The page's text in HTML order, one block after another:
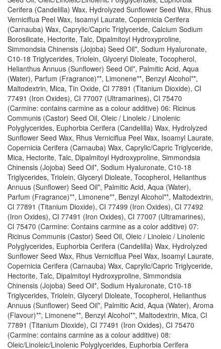
Cerifera (Candelilla) Wax, Hydrolyzed Sunflower Seed Wax, Rhus
Verniciflua Peel Wax, Isoamyl Laurate, Copernicia Cerifera
(Carnauba) Wax, Caprylic/Capric Triglyceride, Calcium Sodium
Borosilicate, Hectorite, Talc, Dipalmitoyl Hydroxyproline,
Simmondsia Chinensis (Jojoba) Seed Oil*, Sodium Hyaluronate,
C10-18 Triglycerides, Triolein, Glyceryl Dioleate, Tocopherol,
Helianthus Annuus (Sunflower) Seed Oil*, Palmitic Acid, Aqua
(Water), Parfum (Fragrance)**, Limonene**, Benzyl Alcohol**,
Maltodextrin, Mica, Tin Oxide, CI 77891 (Titanium Dioxide), CI
77491 (Iron Oxides), CI 77007 (Ultramarines), CI 75470
(Carmine: contains carmine as a colour additive) 06: Ricinus
Communis (Castor) Seed Oil, Oleic / Linoleic / Linolenic
Polyglycerides, Euphorbia Cerifera (Candelilla) Wax, Hydrolyzed
Sunflower Seed Wax, Rhus Verniciflua Peel Wax, Isoamyl Laurate,
Copernicia Cerifera (Carnauba) Wax, Caprylic/Capric Triglyceride,
Mica, Hectorite, Talc, Dipalmitoyl Hydroxyproline, Simmondsia
Chinensis (Jojoba) Seed Oil*, Sodium Hyaluronate, C10-18
Triglycerides, Triolein, Glyceryl Dioleate, Tocopherol, Helianthus
Annuus (Sunflower) Seed Oil*, Palmitic Acid, Aqua (Water),
Parfum (Fragrance)**, Limonene**, Benzyl Alcohol**, Maltodextrin,
CI 77891 (Titanium Dioxide), CI 77499 (Iron Oxides), CI 77492
(Iron Oxides), CI 77491 (Iron Oxides), CI 77007 (Ultramarines),
CI 75470 (Carmine: Contains carmine as a color additive) 07:
Ricinus Communis (Castor) Seed Oil, Oleic / Linoleic / Linolenic
Polyglycerides, Euphorbia Cerifera (Candelilla) Wax, Hydrolyzed
Sunflower Seed Wax, Rhus Verniciflua Peel Wax, Isoamyl Laurate,
Copernicia Cerifera (Carnauba) Wax, Caprylic/Capric Triglyceride,
Hectorite, Talc, Dipalmitoyl Hydroxyproline, Simmondsia
Chinensis (Jojoba) Seed Oil*, Sodium Hyaluronate, C10-18
Triglycerides, Triolein, Glyceryl Dioleate, Tocopherol, Helianthus
Annuus (Sunflower) Seed Oil*, Palmitic Acid, Aqua (Water), Aroma
(Flavour)**, Limonene**, Benzyl Alcohol**, Maltodextrin, Mica, CI
77891 (Titanium Dioxide), CI 77491 (Iron Oxides), CI 75470
(Carmine: contains carmine as a colour additive) 08:
Oleic/Linoleic/Linolenic Polyglycerides, Euphorbia Cerifera